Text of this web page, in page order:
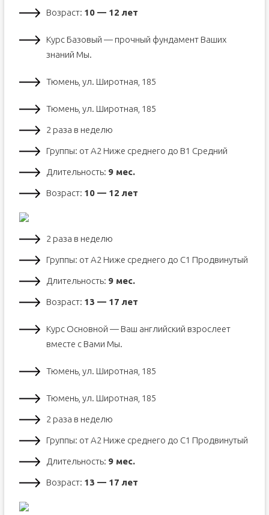
Возраст: 10 — 12 лет
Курс Базовый — прочный фундамент Ваших
знаний Мы.
Тюмень, ул. Широтная, 185
Тюмень, ул. Широтная, 185
2 раза в неделю
Группы: от А2 Ниже среднего до В1 Средний
Длительность: 9 мес.
Возраст: 10 — 12 лет
2 раза в неделю
Группы: от А2 Ниже среднего до С1 Продвинутый
Длительность: 9 мес.
Возраст: 13 — 17 лет
Курс Основной — Ваш английский взрослеет
вместе с Вами Мы.
Тюмень, ул. Широтная, 185
Тюмень, ул. Широтная, 185
2 раза в неделю
Группы: от А2 Ниже среднего до С1 Продвинутый
Длительность: 9 мес.
Возраст: 13 — 17 лет